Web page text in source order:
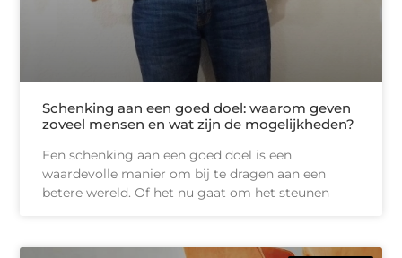
Schenking aan een goed doel: waarom geven
zoveel mensen en wat zijn de mogelijkheden?
Een schenking aan een goed doel is een
waardevolle manier om bij te dragen aan een
betere wereld. Of het nu gaat om het steunen